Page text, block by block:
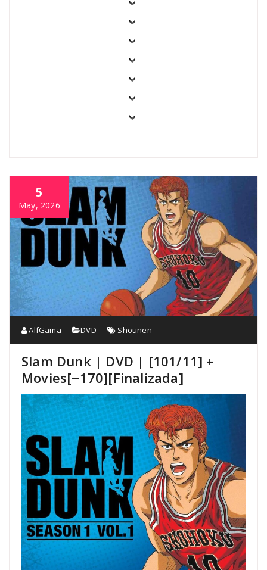
5
May, 2026
AlfGama DVD Shounen
Slam Dunk | DVD | [101/11] +
Movies[~170][Finalizada]